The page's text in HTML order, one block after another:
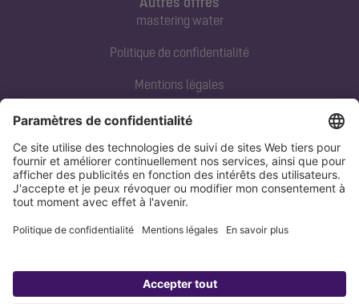
Contact direct
Tel:+33 3 88 65 76 00
Email:info@kessel.fr
mastering water
Politique de confidentialité
Mentions légales
Politique de confidentialité Mentions légales